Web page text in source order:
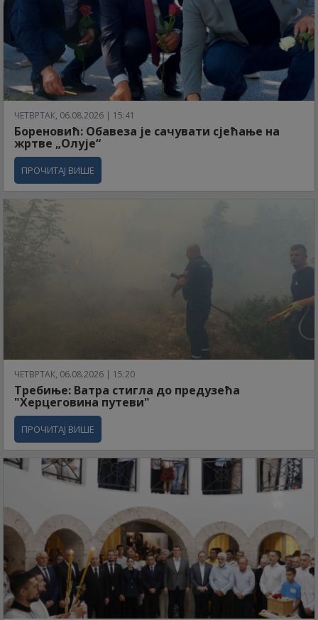
ЧЕТВРТАК, 06.08.2026 | 15:41
Бореновић: Обавеза је сачувати сјећање на
жртве „Олује“
ПРОЧИТАЈ ВИШЕ
ЧЕТВРТАК, 06.08.2026 | 15:20
Требиње: Ватра стигла до предузећа
"Херцеговина путеви"
ПРОЧИТАЈ ВИШЕ